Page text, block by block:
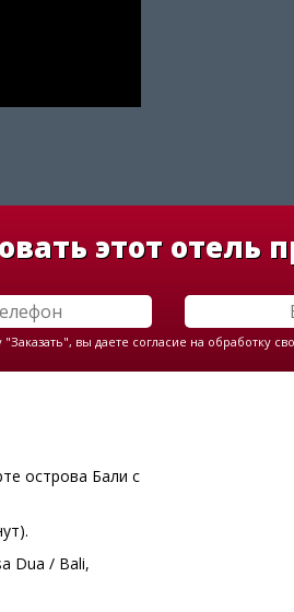
этот отель
вы даете согласие на обработку
острова Бали с
Dua / Bali,